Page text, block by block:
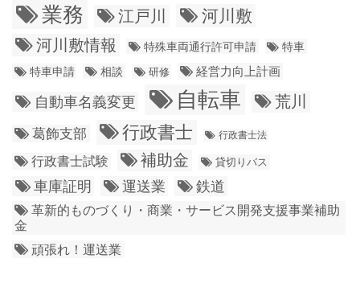
業務 江戸川
河川敷
河川敷情報
特殊車両通行許可申請
特車
特車申請
相談 研修 経営力向上計画
自動車名義変更 自転車 荒川
葛飾支部 行政書士 行政書士法
行政書士試験 補助金 貸切りバス
車庫証明 運送業 鉄道
革新的ものづくり・商業・サービス開発支援事業補助
金
頑張れ！運送業